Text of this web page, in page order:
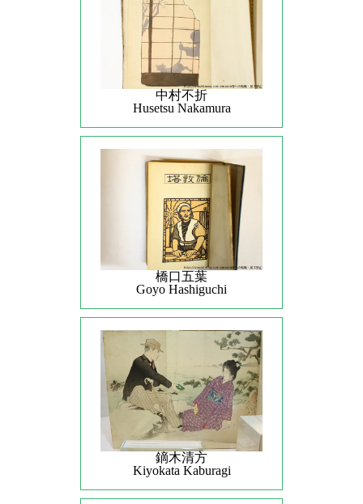
中村不折
Husetsu Nakamura
橋口五葉
Goyo Hashiguchi
鏑木清方
Kiyokata Kaburagi